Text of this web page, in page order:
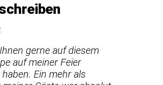
gerne auf diesem
auf meiner Feier
Ein mehr als